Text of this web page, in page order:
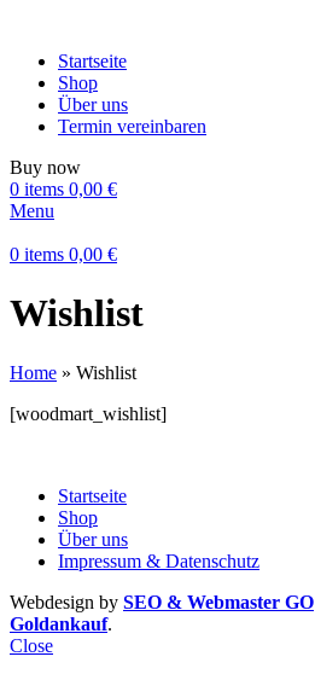
Startseite
Shop
Über uns
Termin vereinbaren
Buy now
0 items 0,00 €
Menu
0 items 0,00 €
Wishlist
Home » Wishlist
[woodmart_wishlist]
Startseite
Shop
Über uns
Impressum & Datenschutz
Webdesign by SEO & Webmaster GO
Goldankauf.
Close